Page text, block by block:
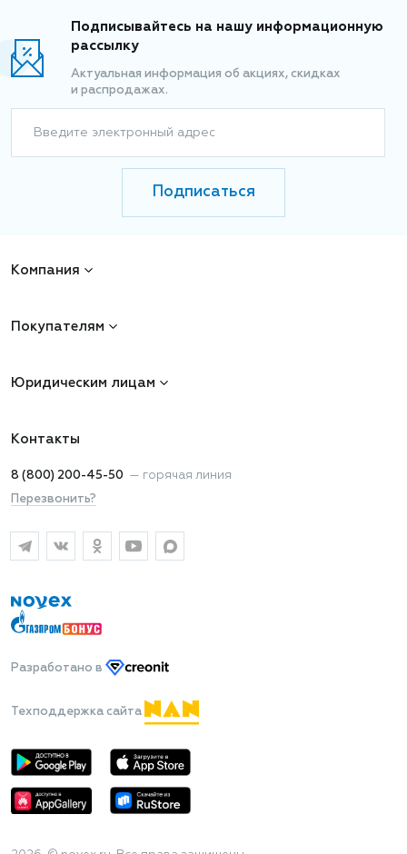
Подписывайтесь на нашу информационную
рассылку
Актуальная информация об акциях, скидках
и распродажах.
Введите электронный адрес
Подписаться
Компания
Покупателям
Юридическим лицам
Контакты
8 (800) 200-45-50 — горячая линия
Перезвонить?
Разработано в
Техподдержка сайта